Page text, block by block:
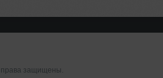
защищены.